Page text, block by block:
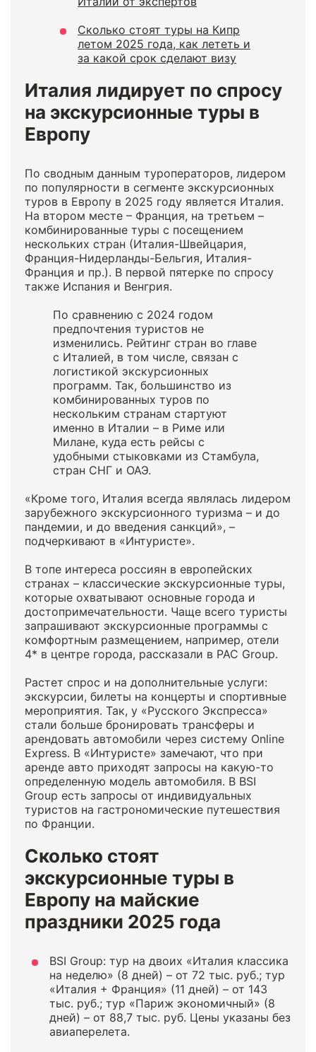
Сколько стоят туры на Кипр
летом 2025 года, как лететь и
за какой срок сделают визу
Италия лидирует по спросу
на экскурсионные туры в
Европу
По сводным данным туроператоров, лидером
по популярности в сегменте экскурсионных
туров в Европу в 2025 году является Италия.
На втором месте – Франция, на третьем –
комбинированные туры с посещением
нескольких стран (Италия-Швейцария,
Франция-Нидерланды-Бельгия, Италия-
Франция и пр.). В первой пятерке по спросу
также Испания и Венгрия.
По сравнению с 2024 годом
предпочтения туристов не
изменились. Рейтинг стран во главе
с Италией, в том числе, связан с
логистикой экскурсионных
программ. Так, большинство из
комбинированных туров по
нескольким странам стартуют
именно в Италии – в Риме или
Милане, куда есть рейсы с
удобными стыковками из Стамбула,
стран СНГ и ОАЭ.
«Кроме того, Италия всегда являлась лидером
зарубежного экскурсионного туризма – и до
пандемии, и до введения санкций», –
подчеркивают в «Интуристе».
В топе интереса россиян в европейских
странах – классические экскурсионные туры,
которые охватывают основные города и
достопримечательности. Чаще всего туристы
запрашивают экскурсионные программы с
комфортным размещением, например, отели
4* в центре города, рассказали в PAC Group.
Растет спрос и на дополнительные услуги:
экскурсии, билеты на концерты и спортивные
мероприятия. Так, у «Русского Экспресса»
стали больше бронировать трансферы и
арендовать автомобили через систему Online
Express. В «Интуристе» замечают, что при
аренде авто приходят запросы на какую-то
определенную модель автомобиля. В BSI
Group есть запросы от индивидуальных
туристов на гастрономические путешествия
по Франции.
Сколько стоят
экскурсионные туры в
Европу на майские
праздники 2025 года
BSI Group: тур на двоих «Италия классика
на неделю» (8 дней) – от 72 тыс. руб.; тур
«Италия + Франция» (11 дней) – от 143
тыс. руб.; тур «Париж экономичный» (8
дней) – от 88,7 тыс. руб. Цены указаны без
авиаперелета.